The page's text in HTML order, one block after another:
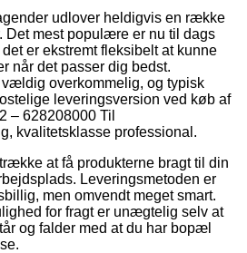
udlover heldigvis en række
Det mest populære er nu til dags
er ekstremt fleksibelt at kunne
når det passer dig bedst.
overkommelig, og typisk
leveringsversion ved køb af
– 628208000 Til
kvalitetsklasse professional.
at få produkterne bragt til din
Leveringsmetoden er
men omvendt meget smart.
for fragt er unægtelig selv at
og falder med at du har bopæl